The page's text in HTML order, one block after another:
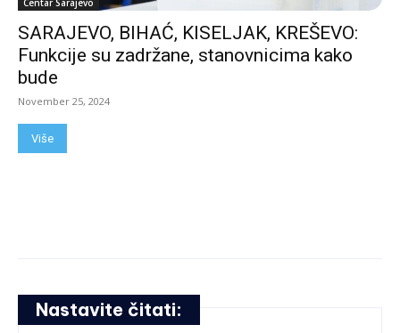
SARAJEVO, BIHAĆ, KISELJAK, KREŠEVO:
Funkcije su zadržane, stanovnicima kako
bude
November 25, 2024
Više
Nastavite čitati: